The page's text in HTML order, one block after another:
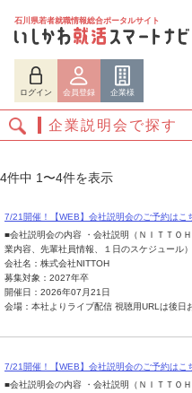
石川県若者就職情報総合ポータルサイト
ログイン 会員登録 企業様
企業説明会で探す
4件中 1〜4件を表示
7/21開催！【WEB】会社説明会のご予約はこ
■会社説明会の内容 ・会社説明（ＮＩＴＴＯ
業内容、先輩社員情報、１日のスケジュール）
会社名：株式会社NITTOH
募集対象：2027年卒
開催日：2026年07月21日
会場：本社よりライブ配信 視聴用URLは後日
7/21開催！【WEB】会社説明会のご予約はこ
■会社説明会の内容 ・会社説明（ＮＩＴＴＯ